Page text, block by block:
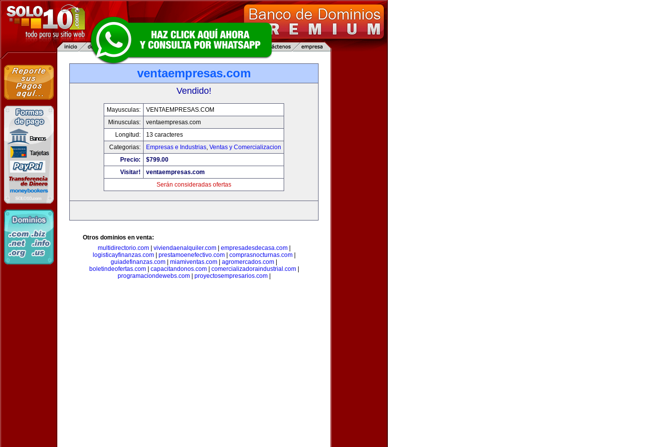
ventaempresas.com
Vendido!
Mayusculas:
VENTAEMPRESAS.COM
Minusculas:
ventaempresas.com
Longitud:
13 caracteres
Categorias:
Empresas e Industrias, Ventas y Comercializacion
Precio:
$799.00
Visitar!
ventaempresas.com
Serán consideradas ofertas
Otros dominios en venta:
multidirectorio.com| viviendaenalquiler.com| empresadesdecasa.com|
logisticayfinanzas.com| prestamoenefectivo.com| comprasnocturnas.com|
guiadefinanzas.com
miamiventas.com agromercados.com
boletindeofertas.com| capacitandonos.com| comercializadoraindustrial.com|
programaciondewebs.com| proyectosempresarios.com|